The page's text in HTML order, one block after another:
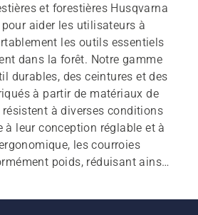
et forestières Husqvarna
aider les utilisateurs à
les outils essentiels
dans la forêt. Notre gamme
durables, des ceintures et des
à partir de matériaux de
à diverses conditions
à leur conception réglable et à
les courroies
poids, réduisant ainsi
outil courroies et